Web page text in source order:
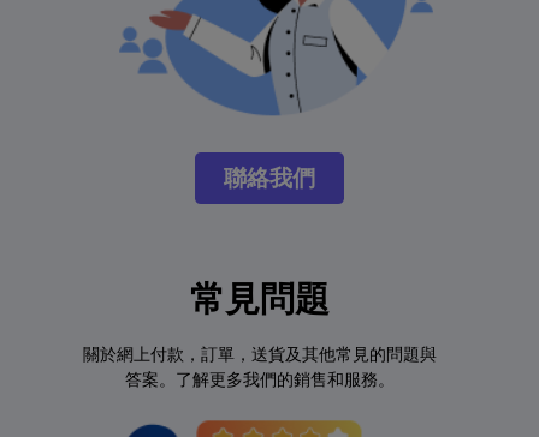
聯絡我們
常見問題
關於網上付款，訂單，送貨及其他常見的問題與
答案。了解更多我們的銷售和服務。